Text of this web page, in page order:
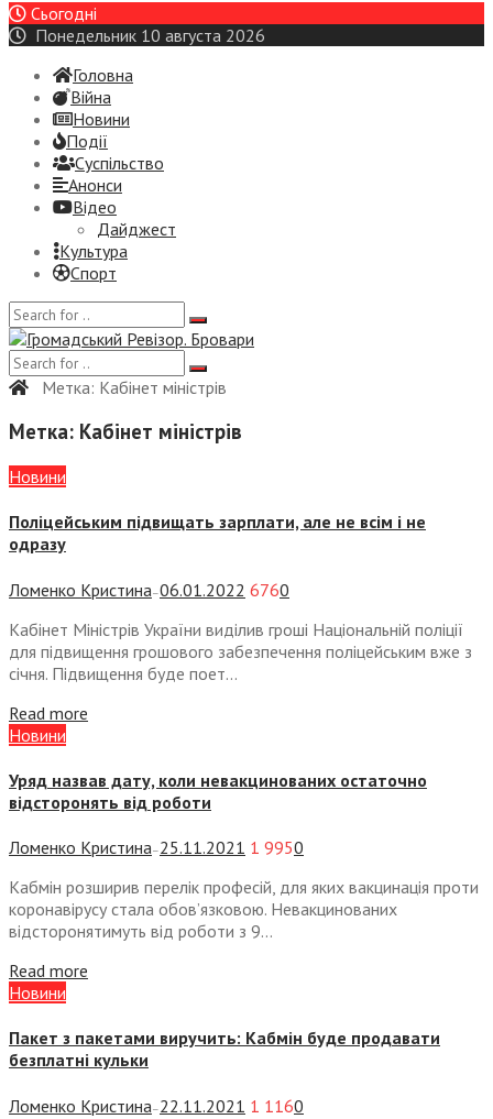
Сьогодні
Понедельник 10 августа 2026
Головна
Війна
Новини
Події
Суспiльство
Анонси
Відео
Дайджест
Культура
Спорт
Метка: Кабінет міністрів
Метка: Кабінет міністрів
Новини
Поліцейським підвищать зарплати, але не всім і не
одразу
Ломенко Кристина —06.01.2022 6760
Кабінет Міністрів України виділив гроші Національній поліції
для підвищення грошового забезпечення поліцейським вже з
січня. Підвищення буде поет...
Read more
Новини
Уряд назвав дату, коли невакцинованих остаточно
відсторонять від роботи
Ломенко Кристина— 25.11.2021 1 9950
Кабмін розширив перелік професій, для яких вакцинація проти
коронавірусу стала обов’язковою. Невакцинованих
відсторонятимуть від роботи з 9...
Read more
Новини
Пакет з пакетами виручить: Кабмін буде продавати
безплатні кульки
Ломенко Кристина — 22.11.2021 1 1160